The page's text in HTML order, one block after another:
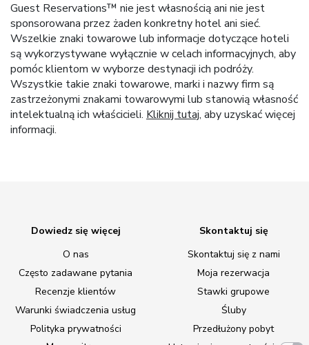
Guest Reservations™ nie jest własnością ani nie jest
sponsorowana przez żaden konkretny hotel ani sieć.
Wszelkie znaki towarowe lub informacje dotyczące hoteli
są wykorzystywane wyłącznie w celach informacyjnych, aby
pomóc klientom w wyborze destynacji ich podróży.
Wszystkie takie znaki towarowe, marki i nazwy firm są
zastrzeżonymi znakami towarowymi lub stanowią własność
intelektualną ich właścicieli. Kliknij tutaj, aby uzyskać więcej
informacji.
Dowiedz się więcej
O nas
Często zadawane pytania
Recenzje klientów
Warunki świadczenia usług
Polityka prywatności
Skontaktuj się
Skontaktuj się z nami
Moja rezerwacja
Stawki grupowe
Śluby
Przedłużony pobyt